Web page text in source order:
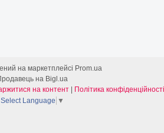
на маркетплейсі Prom.ua
на Bigl.ua
на контент
Політика конфіденційності
Select Language ▼